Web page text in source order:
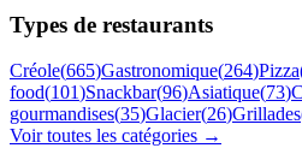
Types de restaurants
Créole(665)Gastronomique(264)Pizza
food(101)Snackbar(96)Asiatique(73)
gourmandises(35)Glacier(26)Grillades
Voir toutes les catégories →